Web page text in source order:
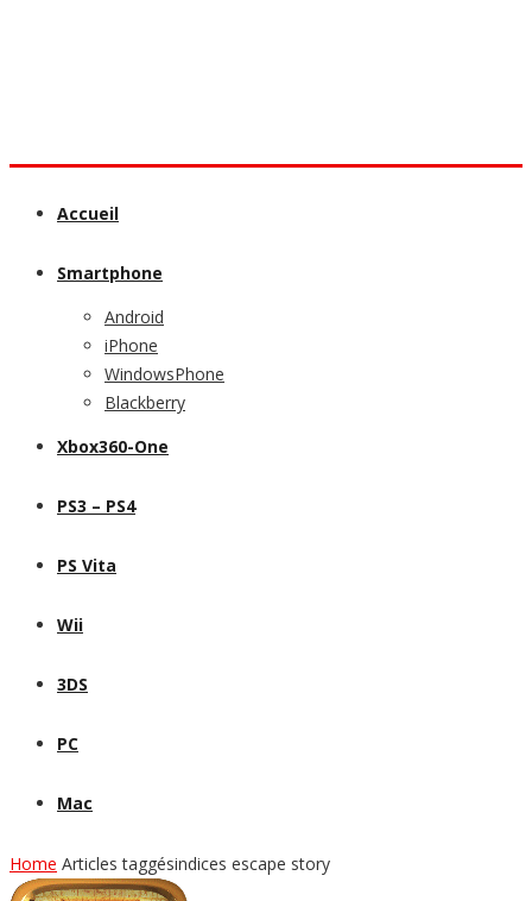
Accueil
Smartphone
Android
iPhone
WindowsPhone
Blackberry
Xbox360-One
PS3 – PS4
PS Vita
Wii
3DS
PC
Mac
Home Articles taggésindices escape story